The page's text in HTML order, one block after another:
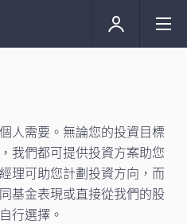
人需要。無論您的投資目標
我們都可提供投資方案助您
理可助您計劃投資方向，而
基金表現或直接從我們的股
行選擇。